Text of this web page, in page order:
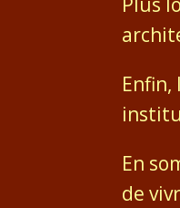
En
de